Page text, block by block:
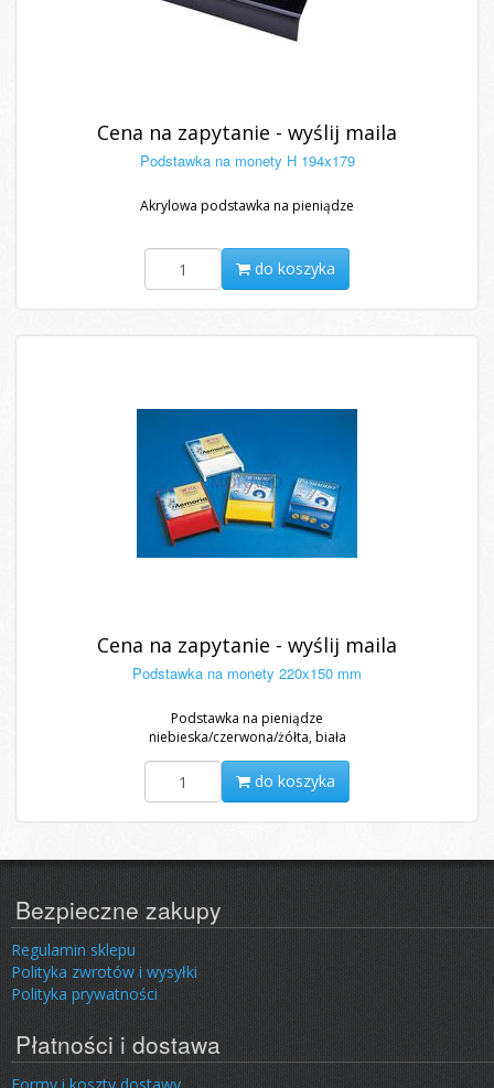
Cena na zapytanie - wyślij maila
Podstawka na monety H 194x179
Akrylowa podstawka na pieniądze
do koszyka
Cena na zapytanie - wyślij maila
Podstawka na monety 220x150 mm
Podstawka na pieniądze
niebieska/czerwona/żółta, biała
do koszyka
Bezpieczne zakupy
Regulamin sklepu
Polityka zwrotów i wysyłki
Polityka prywatności
Płatności i dostawa